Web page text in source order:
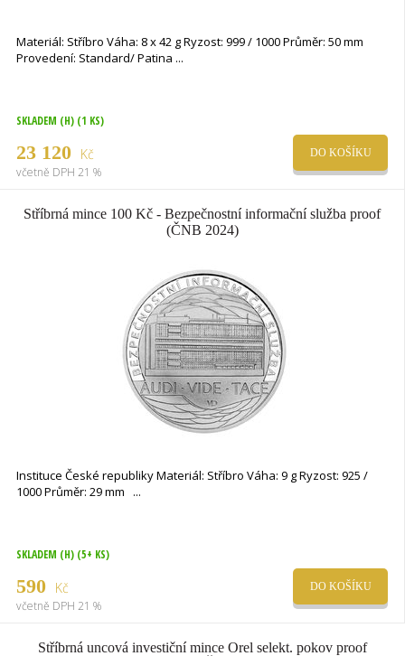
Materiál: Stříbro Váha: 8 x 42 g Ryzost: 999 / 1000 Průměr: 50 mm
Provedení: Standard/ Patina
SKLADEM (H) (1 KS)
23 120 Kč
včetně DPH 21 %
DO KOŠÍKU
Stříbrná mince 100 Kč - Bezpečnostní informační služba proof
(ČNB 2024)
Instituce České republiky Materiál: Stříbro Váha: 9 g Ryzost: 925 /
SKLADEM (H) (5+ KS)
590 Kč
včetně DPH 21 %
DO KOŠÍKU
Stříbrná uncová investiční mince Orel selekt. pokov proof